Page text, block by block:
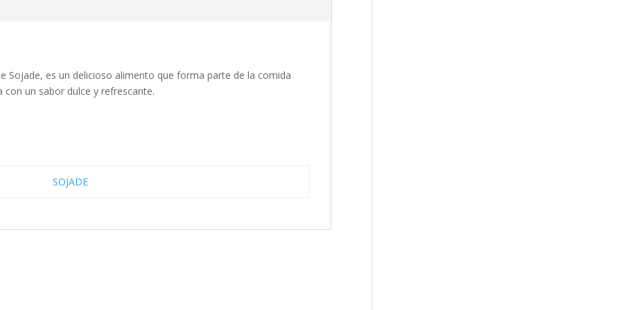
Sojade, es un delicioso alimento que forma parte de la comida
un sabor dulce y refrescante.
SOJADE